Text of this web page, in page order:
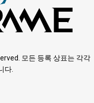
모든 등록 상표는 각각
다.